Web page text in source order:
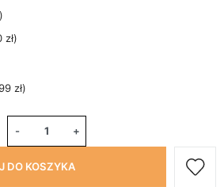
)
zł)
zł)
- +
DO KOSZYKA